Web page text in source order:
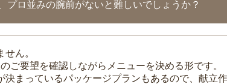
プロ並みの腕前がないと難しいでしょうか？
ん。
ご要望を確認しながらメニューを決める形です。
まっているパッケージプランもあるので、献立